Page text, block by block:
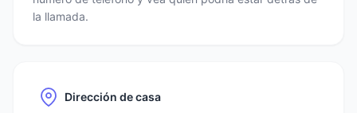
la llamada.
Dirección de casa